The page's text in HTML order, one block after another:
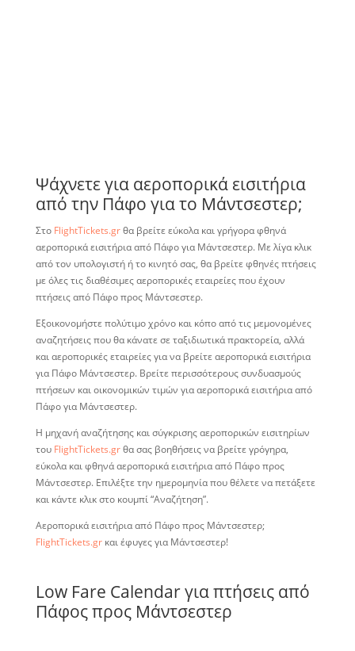
Ψάχνετε για αεροπορικά εισιτήρια
από την Πάφο για το Μάντσεστερ;
Στο FlightTickets.grθα βρείτε εύκολα και γρήγορα φθηνά
αεροπορικά εισιτήρια από Πάφο για Μάντσεστερ. Με λίγα κλικ
από τον υπολογιστή ή το κινητό σας, θα βρείτε φθηνές πτήσεις
με όλες τις διαθέσιμες αεροπορικές εταιρείες που έχουν
πτήσεις από Πάφο προς Μάντσεστερ.
Εξοικονομήστε πολύτιμο χρόνο και κόπο από τις μεμονομένες
αναζητήσεις που θα κάνατε σε ταξιδιωτικά πρακτορεία, αλλά
και αεροπορικές εταιρείες για να βρείτε αεροπορικά εισιτήρια
για Πάφο Μάντσεστερ. Βρείτε περισσότερους συνδυασμούς
πτήσεων και οικονομικών τιμών για αεροπορικά εισιτήρια από
Πάφο για Μάντσεστερ.
Η μηχανή αναζήτησης και σύγκρισης αεροπορικών εισιτηρίων
του FlightTickets.grθα σας βοηθήσεις να βρείτε γρόγηρα,
εύκολα και φθηνά αεροπορικά εισιτήρια από Πάφο προς
Μάντσεστερ. Επιλέξτε την ημερομηνία που θέλετε να πετάξετε
και κάντε κλικ στο κουμπί “Αναζήτηση”.
Αεροπορικά εισιτήρια από Πάφο προς Μάντσεστερ;
FlightTickets.grκαι έφυγες για Μάντσεστερ!
Low Fare Calendar για πτήσεις από
Πάφος προς Μάντσεστερ